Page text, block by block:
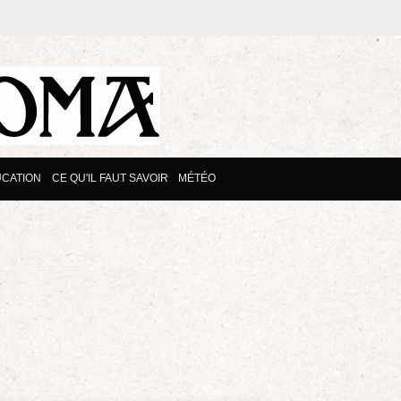
CE QU'IL FAUT SAVOIR MÉTÉO